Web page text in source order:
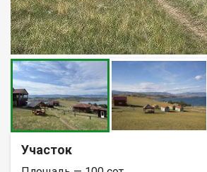
Участок